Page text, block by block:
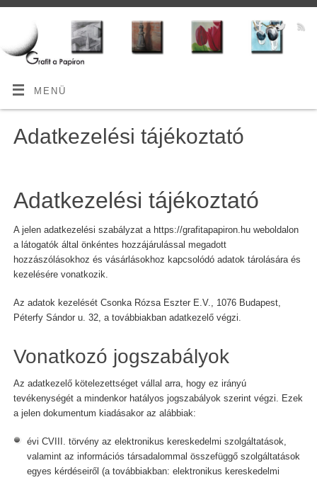
MENÜ
Adatkezelési tájékoztató
Adatkezelési tájékoztató
A jelen adatkezelési szabályzat a https://grafitapapiron.hu weboldalon
a látogatók által önkéntes hozzájárulással megadott
hozzászólásokhoz és vásárlásokhoz kapcsolódó adatok tárolására és
kezelésére vonatkozik.
Az adatok kezelését Csonka Rózsa Eszter E.V., 1076 Budapest,
Péterfy Sándor u. 32, a továbbiakban adatkezelő végzi.
Vonatkozó jogszabályok
Az adatkezelő kötelezettséget vállal arra, hogy ez irányú
tevékenységét a mindenkor hatályos jogszabályok szerint végzi. Ezek
a jelen dokumentum kiadásakor az alábbiak:
évi CVIII. törvény az elektronikus kereskedelmi szolgáltatások,
valamint az információs társadalommal összefüggő szolgáltatások
egyes kérdéseiről (a továbbiakban: elektronikus kereskedelmi